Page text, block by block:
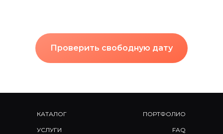
Проверить свободную дату
КАТАЛОГ
УСЛУГИ
ПОРТФОЛИО
FAQ